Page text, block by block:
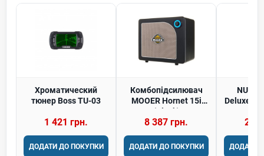
Хроматический
тюнер Boss TU-03
1 421 грн.
ДОДАТИ ДО ПОКУПКИ
Комбопідсилювач
MOOER Hornet 15i
(Black)
8 387 грн.
ДОДАТИ ДО ПОКУПКИ
NUX
Deluxe
2
ДОДАТИ